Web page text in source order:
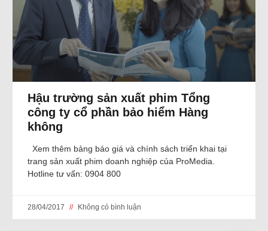
Hậu trường sản xuất phim Tổng
công ty cổ phần bảo hiểm Hàng
không
Xem thêm bảng báo giá và chính sách triển khai tại
trang sản xuất phim doanh nghiệp của ProMedia.
Hotline tư vấn: 0904 800
28/04/2017 Không có bình luận